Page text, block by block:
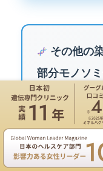
その他の
部分モノソ
各染色体の異数
疾患、および
をご確認いただ
1番染色体
遺伝専門医
お電話